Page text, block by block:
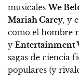
musicalesWe
Mariah Carey, y
como el hombre
y Entertainment
sagas de ciencia
populares (y